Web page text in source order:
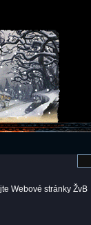
Webové stránky ŽvB